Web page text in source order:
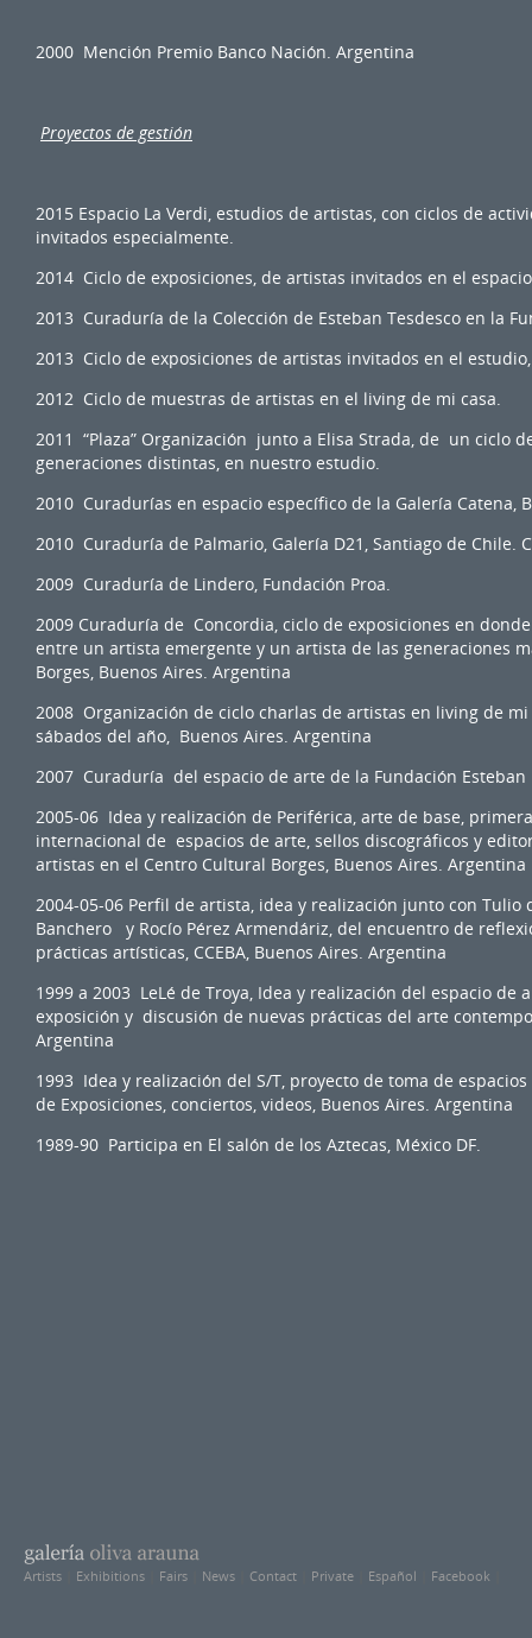
2000 Mención Premio Banco Nación. Argentina
Proyectos de gestión
2015 Espacio La Verdi, estudios de artistas, con ciclos de
invitados especialmente.
2014 Ciclo de exposiciones, de artistas invitados en el
2013 Curaduría de la Colección de Esteban Tesdesco en la
2013 Ciclo de exposiciones de artistas invitados en el
2012 Ciclo de muestras de artistas en el living de mi casa.
2011 “Plaza” Organización junto a Elisa Strada, de un ciclo
generaciones distintas, en nuestro estudio.
2010 Curadurías en espacio específico de la Galería Catena,
2010 Curaduría de Palmario, Galería D21, Santiago de Chile.
2009 Curaduría de Lindero, Fundación Proa.
2009 Curaduría de Concordia, ciclo de exposiciones en
entre un artista emergente y un artista de las generaciones
Borges, Buenos Aires. Argentina
2008 Organización de ciclo charlas de artistas en living de
sábados del año, Buenos Aires. Argentina
2007 Curaduría del espacio de arte de la Fundación Esteban
2005-06 Idea y realización de Periférica, arte de base,
internacional de espacios de arte, sellos discográficos y
artistas en el Centro Cultural Borges, Buenos Aires. Argentina
2004-05-06 Perfil de artista, idea y realización junto con Tulio
Banchero y Rocío Pérez Armendáriz, del encuentro de
prácticas artísticas, CCEBA, Buenos Aires. Argentina
1999 a 2003 LeLé de Troya, Idea y realización del espacio de
exposición y discusión de nuevas prácticas del arte
Argentina
1993 Idea y realización del S/T, proyecto de toma de
de Exposiciones, conciertos, videos, Buenos Aires. Argentina
1989-90 Participa en El salón de los Aztecas, México DF.
Artists Exhibitions Fairs News Contact Private Español Facebook